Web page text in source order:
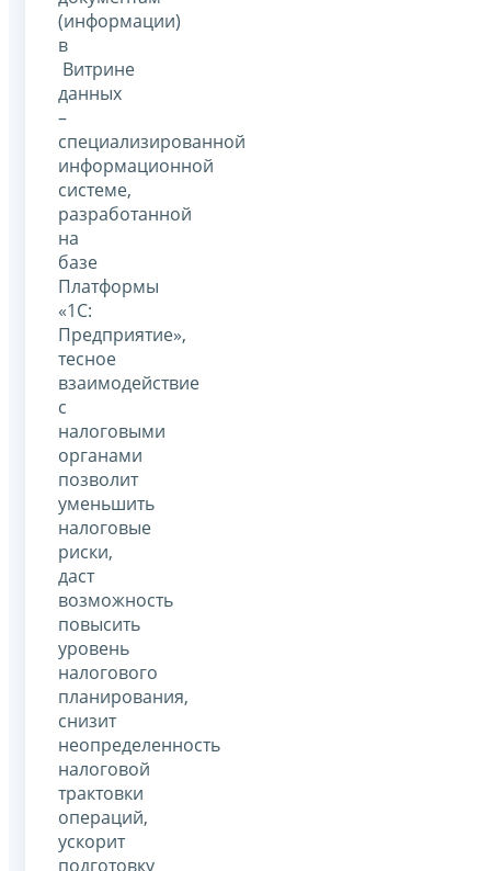
(информации)
в
Витрине
данных
–
специализированной
информационной
системе,
разработанной
на
базе
Платформы
«1С:
Предприятие»,
тесное
взаимодействие
с
налоговыми
органами
позволит
уменьшить
налоговые
риски,
даст
возможность
повысить
уровень
налогового
планирования,
снизит
неопределенность
налоговой
трактовки
операций,
ускорит
подготовку